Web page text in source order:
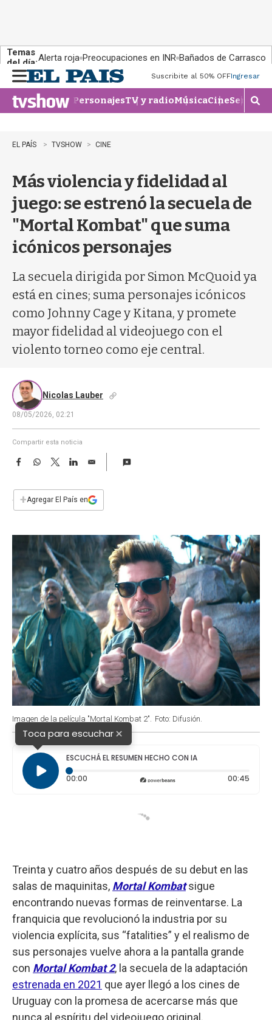
Temas
del día:Alerta roja Preocupaciones en INR Bañados de Carrasco
n
u
Suscribite al 50% OFFIngresar
PersonajesTV y radioMúsicaCineSeries
M
o
a
EL PAÍS TVSHOW CINE
Más violencia y fidelidad al
juego: se estrenó la secuela de
"Mortal Kombat" que suma
icónicos personajes
La secuela dirigida por Simon McQuoid ya
está en cines; suma personajes icónicos
como Johnny Cage y Kitana, y promete
mayor fidelidad al videojuego con el
violento torneo como eje central.
Nicolas Lauber
08/05/2026, 02:21
Compartir esta noticia
F
e
b
W
s
p
T
w
t
L
n
E
i
l
+Agregar El País en
Imagen de la película "Mortal Kombat 2". Foto: Difusión.
Toca para escuchar×
ESCUCHÁ EL RESUMEN HECHO CON IA
00:00 Tiempo transcurrido: 0 segundos 00:45
Treinta y cuatro años después de su debut en las
salas de maquinitas, Mortal Kombatsigue
encontrando nuevas formas de reinventarse. La
franquicia que revolucionó la industria por su
violencia explícita, sus “fatalities” y el realismo de
sus personajes vuelve ahora a la pantalla grande
con Mortal Kombat 2, la secuela de la adaptación
estrenada en 2021 que ayer llegó a los cines de
Uruguay con la promesa de acercarse más que
nunca al espíritu del videojuego original.